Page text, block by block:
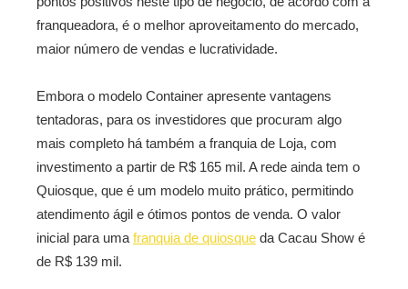
franqueadora, é o melhor aproveitamento do mercado,
maior número de vendas e lucratividade.
Embora o modelo Container apresente vantagens
tentadoras, para os investidores que procuram algo
mais completo há também a franquia de Loja, com
investimento a partir de R$ 165 mil. A rede ainda tem o
Quiosque, que é um modelo muito prático, permitindo
atendimento ágil e ótimos pontos de venda. O valor
inicial para uma franquia de quiosque da Cacau Show é
de R$ 139 mil.